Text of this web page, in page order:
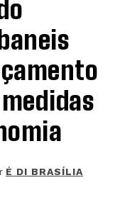
É DI BRASÍLIA